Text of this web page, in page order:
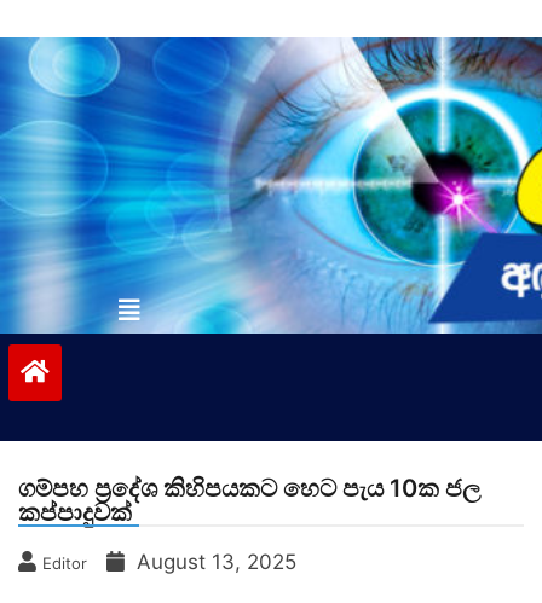
to
contentvinivida.lk
ගම්පහ ප්‍රදේශ කිහිපයකට හෙට පැය 10ක ජල
කප්පාදුවක්
Editor August 13, 2025